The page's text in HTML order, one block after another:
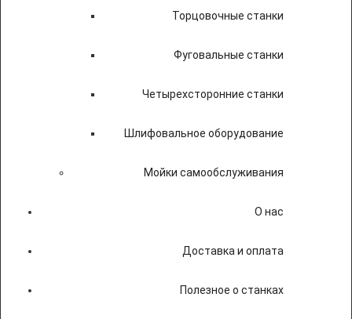
Торцовочные станки
Фуговальные станки
Четырехсторонние станки
Шлифовальное оборудование
Мойки самообслуживания
О нас
Доставка и оплата
Полезное о станках